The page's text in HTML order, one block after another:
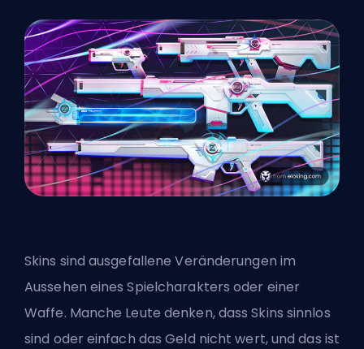
Skins sind ausgefallene Veränderungen im
Aussehen eines Spielcharakters oder einer
Waffe. Manche Leute denken, dass Skins sinnlos
sind oder einfach das Geld nicht wert, und das ist